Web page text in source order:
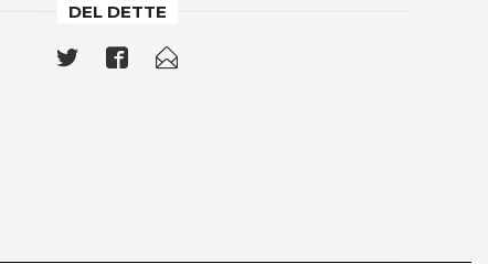
DEL DETTE